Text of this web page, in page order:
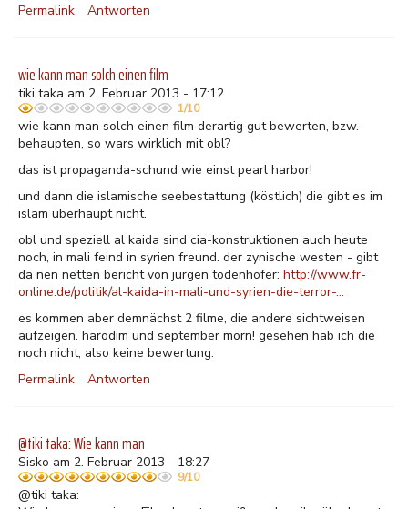
Permalink
Antworten
wie kann man solch einen film
tiki taka am 2. Februar 2013 - 17:12
1/10
wie kann man solch einen film derartig gut bewerten, bzw.
behaupten, so wars wirklich mit obl?
das ist propaganda-schund wie einst pearl harbor!
und dann die islamische seebestattung (köstlich) die gibt es im
islam überhaupt nicht.
obl und speziell al kaida sind cia-konstruktionen auch heute
noch, in mali feind in syrien freund. der zynische westen - gibt
da nen netten bericht von jürgen todenhöfer: http://www.fr-
online.de/politik/al-kaida-in-mali-und-syrien-die-terror-…
es kommen aber demnächst 2 filme, die andere sichtweisen
aufzeigen. harodim und september morn! gesehen hab ich die
noch nicht, also keine bewertung.
Permalink
Antworten
@tiki taka: Wie kann man
Sisko am 2. Februar 2013 - 18:27
9/10
@tiki taka: